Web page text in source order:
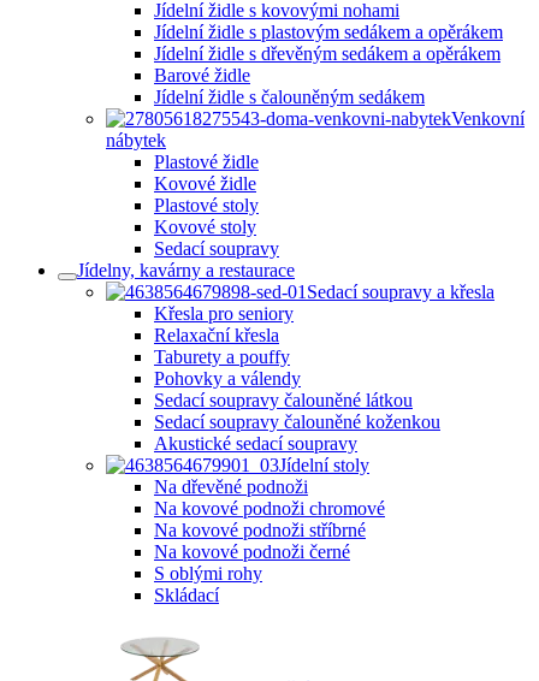
Jídelní židle s kovovými nohami
Jídelní židle s plastovým sedákem a opěrákem
Jídelní židle s dřevěným sedákem a opěrákem
Barové židle
Jídelní židle s čalouněným sedákem
Venkovní
nábytek
Plastové židle
Kovové židle
Plastové stoly
Kovové stoly
Sedací soupravy
Jídelny, kavárny a restaurace
Sedací soupravy a křesla
Křesla pro seniory
Relaxační křesla
Taburety a pouffy
Pohovky a válendy
Sedací soupravy čalouněné látkou
Sedací soupravy čalouněné koženkou
Akustické sedací soupravy
Jídelní stoly
Na dřevěné podnoži
Na kovové podnoži chromové
Na kovové podnoži stříbrné
Na kovové podnoži černé
S oblými rohy
Skládací